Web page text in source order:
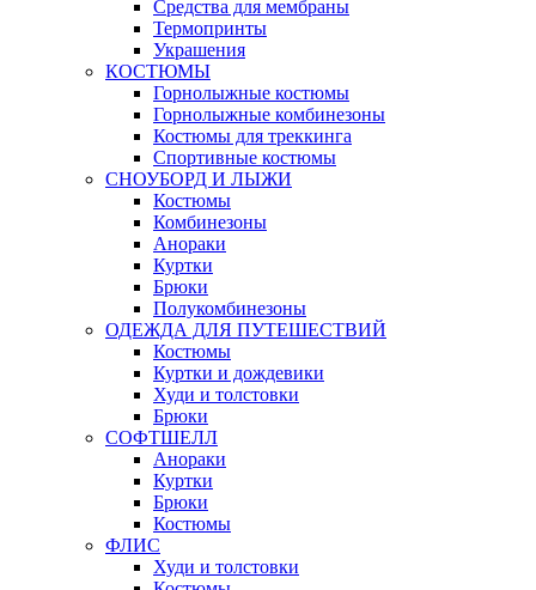
Средства для мембраны
Термопринты
Украшения
КОСТЮМЫ
Горнолыжные костюмы
Горнолыжные комбинезоны
Костюмы для треккинга
Спортивные костюмы
СНОУБОРД И ЛЫЖИ
Костюмы
Комбинезоны
Анораки
Куртки
Брюки
Полукомбинезоны
ОДЕЖДА ДЛЯ ПУТЕШЕСТВИЙ
Костюмы
Куртки и дождевики
Худи и толстовки
Брюки
СОФТШЕЛЛ
Анораки
Куртки
Брюки
Костюмы
ФЛИС
Худи и толстовки